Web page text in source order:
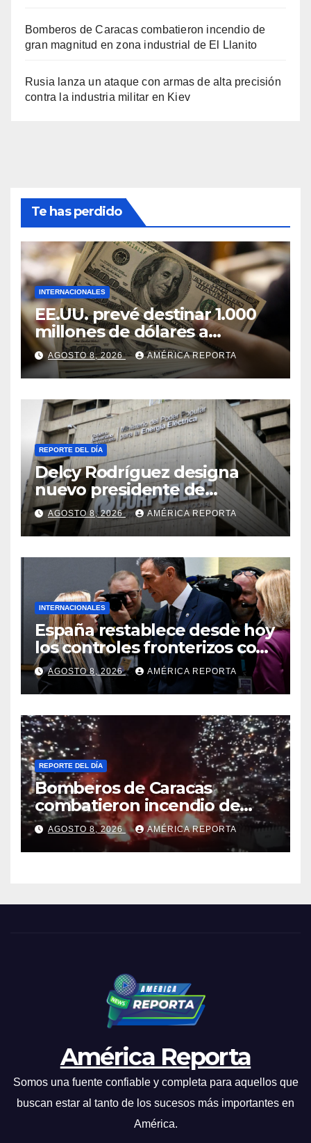
Bomberos de Caracas combatieron incendio de
gran magnitud en zona industrial de El Llanito
Rusia lanza un ataque con armas de alta precisión
contra la industria militar en Kiev
Te has perdido
INTERNACIONALES
EE.UU. prevé destinar 1.000
millones de dólares a
Colombia para un paquete
de seguridad
AGOSTO 8, 2026 AMÉRICA REPORTA
REPORTE DEL DÍA
Delcy Rodríguez designa
nuevo presidente de
Corpoelec y nuevo
viceministro de Servicios
Eléctricos
AGOSTO 8, 2026 AMÉRICA REPORTA
INTERNACIONALES
España restablece desde hoy
los controles fronterizos con
Italia tras el rechazo de Roma
a retirar las restricciones
AGOSTO 8, 2026 AMÉRICA REPORTA
REPORTE DEL DÍA
Bomberos de Caracas
combatieron incendio de
gran magnitud en zona
industrial de El Llanito
AGOSTO 8, 2026 AMÉRICA REPORTA
América Reporta
Somos una fuente confiable y completa para aquellos que
buscan estar al tanto de los sucesos más importantes en
América.